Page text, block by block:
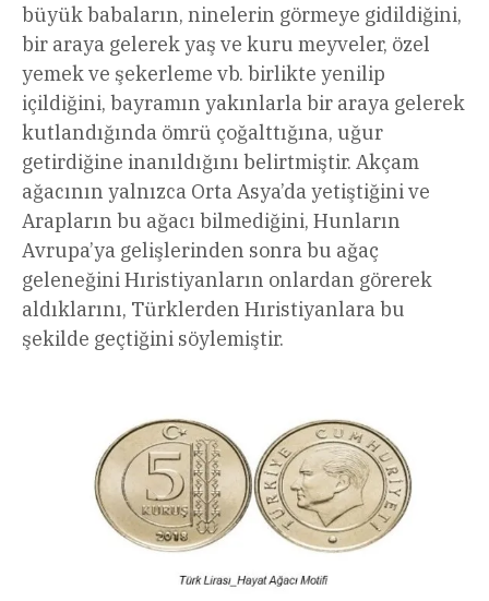
büyük babaların, ninelerin görmeye gidildiğini,
bir araya gelerek yaş ve kuru meyveler, özel
yemek ve şekerleme vb. birlikte yenilip
içildiğini, bayramın yakınlarla bir araya gelerek
kutlandığında ömrü çoğalttığına, uğur
getirdiğine inanıldığını belirtmiştir. Akçam
ağacının yalnızca Orta Asya’da yetiştiğini ve
Arapların bu ağacı bilmediğini, Hunların
Avrupa’ya gelişlerinden sonra bu ağaç
geleneğini Hıristiyanların onlardan görerek
aldıklarını, Türklerden Hıristiyanlara bu
şekilde geçtiğini söylemiştir.